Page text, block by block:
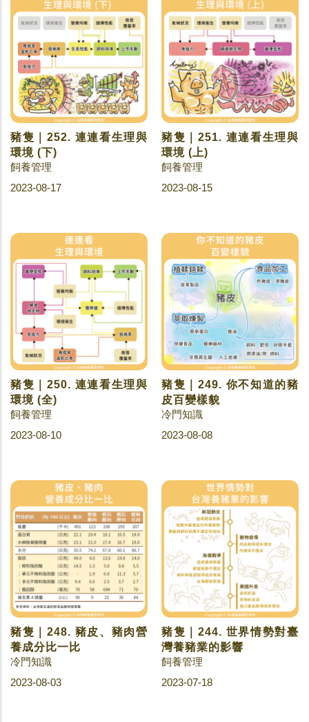
豬隻｜252. 連連看生理與
環境 (下)
飼養管理
2023-08-17
豬隻｜251. 連連看生理與
環境 (上)
飼養管理
2023-08-15
豬隻｜250. 連連看生理與
環境 (全)
飼養管理
2023-08-10
豬隻｜249. 你不知道的豬
皮百變樣貌
冷門知識
2023-08-08
豬隻｜248. 豬皮、豬肉營
養成分比一比
冷門知識
2023-08-03
豬隻｜244. 世界情勢對臺
灣養豬業的影響
飼養管理
2023-07-18